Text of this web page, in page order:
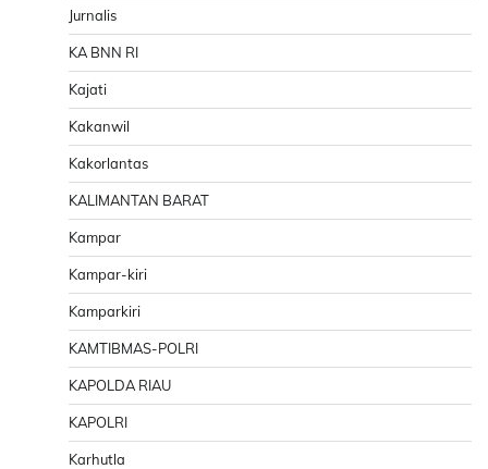
Jurnalis
KA BNN RI
Kajati
Kakanwil
Kakorlantas
KALIMANTAN BARAT
Kampar
Kampar-kiri
Kamparkiri
KAMTIBMAS-POLRI
KAPOLDA RIAU
KAPOLRI
Karhutla